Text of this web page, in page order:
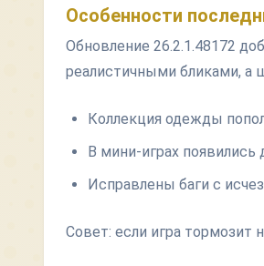
Особенности
Обновление 26.2.1.48172
реалистичными бликами, а
Коллекция одежды
В мини-играх
Исправлены баги с
Совет: если игра тормозит